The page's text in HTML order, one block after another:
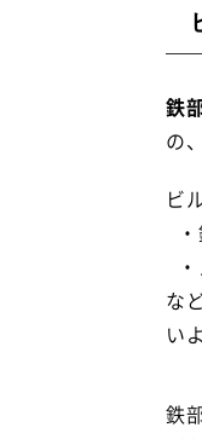
鉄
の
ビ
な
い
鉄